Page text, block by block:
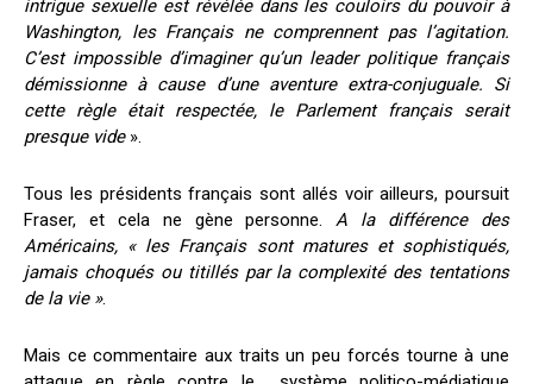
intrigue sexuelle est révélée dans les couloirs du pouvoir à
Washington, les Français ne comprennent pas l’agitation.
C’est impossible d’imaginer qu’un leader politique français
démissionne à cause d’une aventure extra-conjuguale. Si
cette règle était respectée, le Parlement français serait
presque vide».
Tous les présidents français sont allés voir ailleurs, poursuit
Fraser, et cela ne gène personne.A la différence des
Américains, « les Français sont matures et sophistiqués,
jamais choqués ou titillés par la complexité des tentations
de la vie ».
Mais ce commentaire aux traits un peu forcés tourne à une